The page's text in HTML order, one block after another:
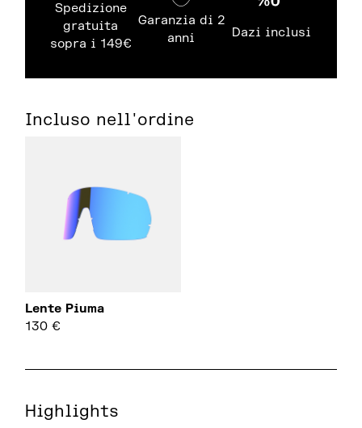
Spedizione
gratuita
sopra i 149€
Garanzia di 2
anni
Dazi inclusi
Incluso nell'ordine
Lente Piuma
130 €
Highlights